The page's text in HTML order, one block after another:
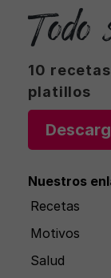
Todo
10
platillos
Nuestros
Recetas
Motivos
Salud